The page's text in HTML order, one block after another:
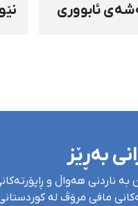
ئابووری
بەڕێز
بە ناردنی هەواڵ و
مافی مرۆڤ لە